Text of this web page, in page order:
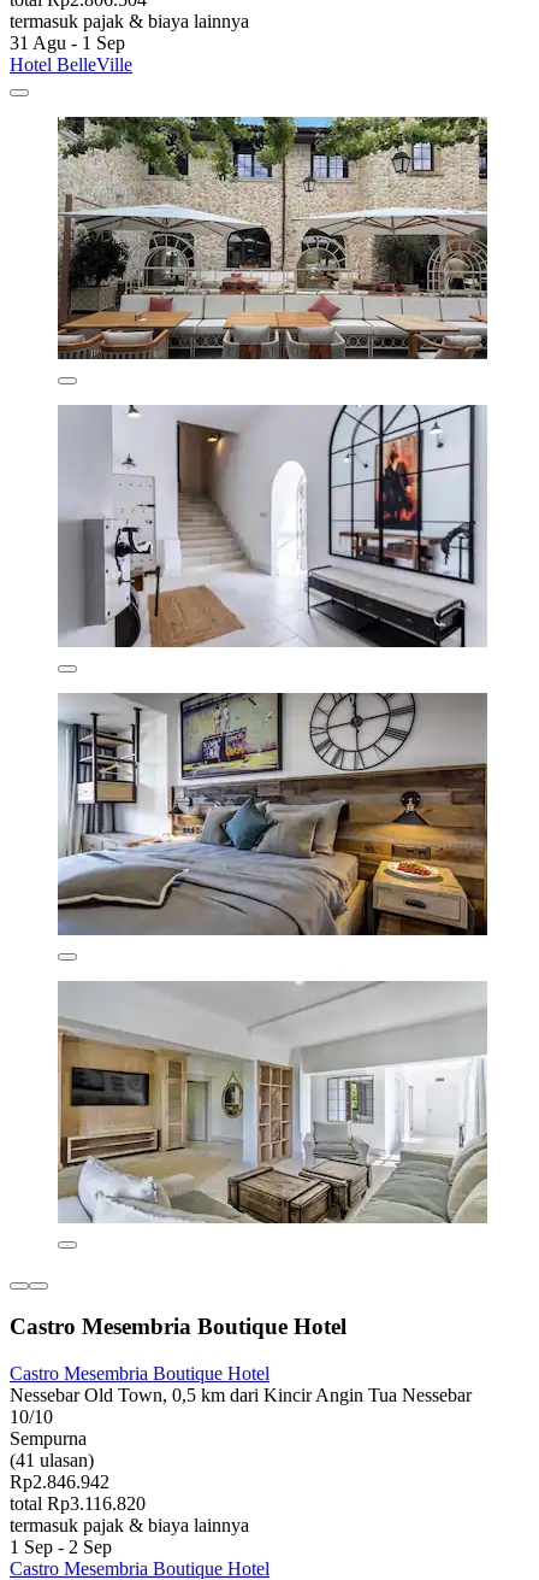
termasuk pajak & biaya lainnya
31 Agu - 1 Sep
Hotel BelleVille
Castro Mesembria Boutique Hotel
Castro Mesembria Boutique Hotel
Nessebar Old Town, 0,5 km dari Kincir Angin Tua Nessebar
10/10
Sempurna
(41 ulasan)
Rp2.846.942
total Rp3.116.820
termasuk pajak & biaya lainnya
1 Sep - 2 Sep
Castro Mesembria Boutique Hotel